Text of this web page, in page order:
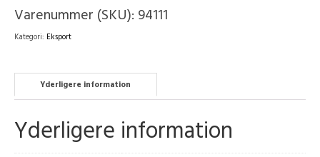
Find en medarbejder
Varenummer (SKU): 94111
Kategori: Eksport
Yderligere information
Yderligere information